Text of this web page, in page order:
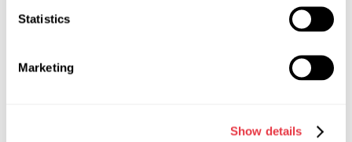
Statistics
Marketing
Show details
виставках у 2026 році
на провідних світових виставках автомобільного